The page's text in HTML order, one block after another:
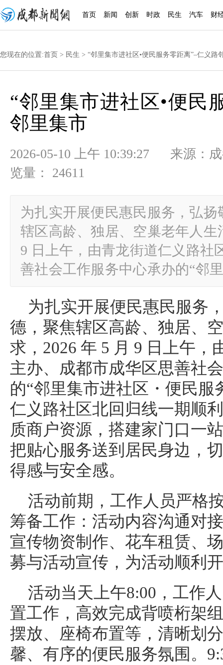
首页 新闻 创新 时政 民生 汽车 财
您现在的位置:首页 > 民生 > “邻里集市进社区•便民服务零距离”–仁义路
“邻里集市进社区•便民
邻里集市
2026-05-10 上午 10:39:27 来源
览量： 24611
为扎实开展便民惠民服务，弘
辖区高龄、独居、空巢老年人生
9 日上午，由青龙街道仁义路社
善社会工作服务中心承办的“
为扎实开展便民惠民服务
德，聚焦辖区高龄、独居、
求，2026 年 5 月 9 日上午，
主办、成都市成华区思善社
的“邻里集市进社区・便民服
仁义路社区北回归线一期顺
质商户资源，搭建家门口一
把贴心服务送到居民身边，
得感与安全感。
活动前期，工作人员严格
筹备工作：活动内容沟通对
宣传物资制作、花车租赁、
募与活动宣传，为活动顺利
活动当天上午8:00，工作
置工作，高效完成背喷桁架
摆放、座椅布置等，清晰划
馨、有序的便民服务氛围。